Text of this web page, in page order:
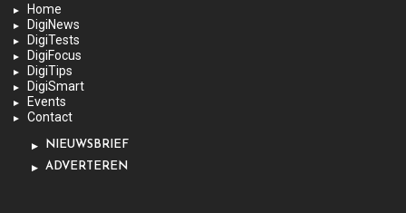
Home
DigiNews
DigiTests
DigiFocus
DigiTips
DigiSmart
Events
Contact
NIEUWSBRIEF
ADVERTEREN